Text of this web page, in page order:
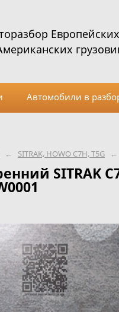
← SITRAK, HOWO C7H, T5G ←
SITRAK
Европейских
Автомобили в